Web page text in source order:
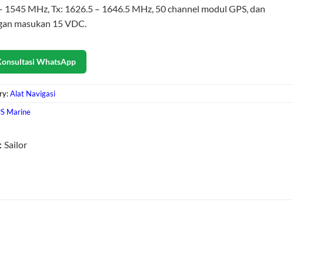
1545 MHz, Tx: 1626.5 – 1646.5 MHz, 50 channel modul GPS, dan
masukan 15 VDC.
WhatsApp
Alat Navigasi
Marine
Sailor